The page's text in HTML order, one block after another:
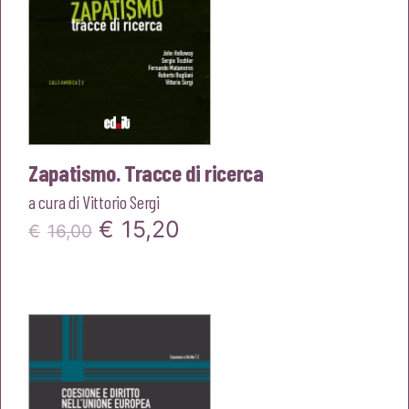
Zapatismo. Tracce di ricerca
a cura di Vittorio Sergi
€ 16,00 Il
€16,00.
€ 15,20
€15,20.